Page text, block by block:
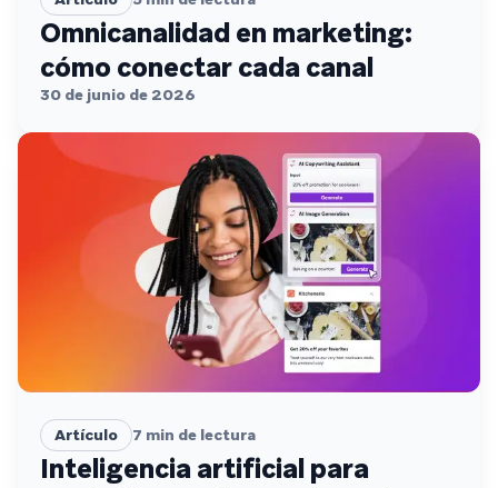
Omnicanalidad en marketing:
cómo conectar cada canal
30 de junio de 2026
Artículo 7 min de lectura
Inteligencia artificial para